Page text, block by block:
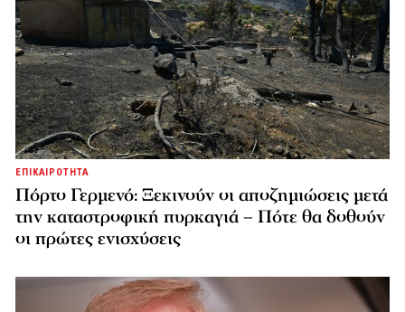
ΕΠΙΚΑΙΡΟΤΗΤΑ
Πόρτο Γερμενό: Ξεκινούν οι αποζημιώσεις μετά
την καταστροφική πυρκαγιά – Πότε θα δοθούν
οι πρώτες ενισχύσεις